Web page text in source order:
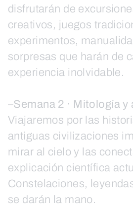
disfrutarán de
creativos, juegos
experimentos,
sorpresas que harán de
experiencia inolvidable.
–Semana 2 · Mitología
Viajaremos por las
antiguas civilizaciones
mirar al cielo y las
explicación científica
Constelaciones,
se darán la mano.